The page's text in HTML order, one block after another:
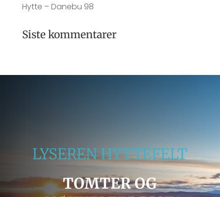
Hytte – Danebu 98
Siste kommentarer
LYSEREN HYTTEFELT
TOMTER OG